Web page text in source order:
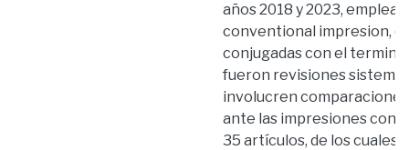
años 2018 y 2023,
conventional impresion,
conjugadas con el
fueron revisiones
involucren
ante las impresiones
35 artículos, de los cuales